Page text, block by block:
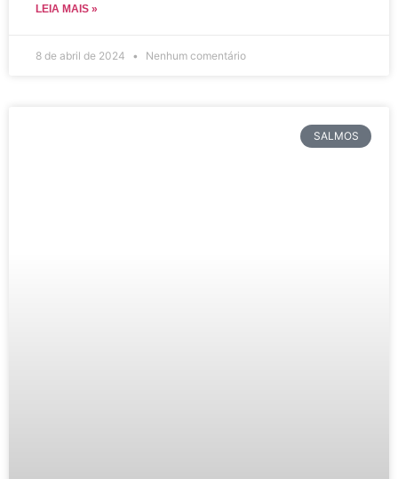
LEIA MAIS »
8 de abril de 2024 Nenhum comentário
SALMOS